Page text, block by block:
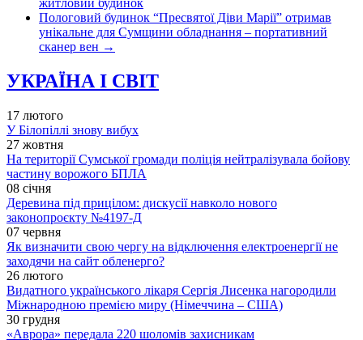
житловий будинок
Пологовий будинок “Пресвятої Діви Марії” отримав
унікальне для Сумщини обладнання – портативний
сканер вен →
УКРАЇНА І СВІТ
17 лютого
У Білопіллі знову вибух
27 жовтня
На території Сумської громади поліція нейтралізувала бойову
частину ворожого БПЛА
08 січня
Деревина під прицілом: дискусії навколо нового
законопроєкту №4197-Д
07 червня
Як визначити свою чергу на відключення електроенергії не
заходячи на сайт обленерго?
26 лютого
Видатного українського лікаря Сергія Лисенка нагородили
Міжнародною премією миру (Німеччина – США)
30 грудня
«Аврора» передала 220 шоломів захисникам